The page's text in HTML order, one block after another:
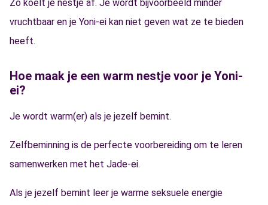
Zo koelt je nestje af. Je wordt bijvoorbeeld minder
vruchtbaar en je Yoni-ei kan niet geven wat ze te bieden
heeft.
Hoe maak je een warm nestje voor je Yoni-
ei?
Je wordt warm(er) als je jezelf bemint.
Zelfbeminning is de perfecte voorbereiding om te leren
samenwerken met het Jade-ei.
Als je jezelf bemint leer je warme seksuele energie